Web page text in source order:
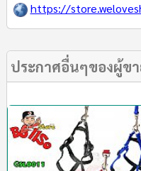
https://
ประกาศอื่นๆของผู้ข